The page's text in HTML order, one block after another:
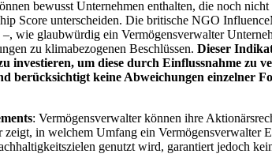
bewusst Unternehmen enthalten, die noch
Score unterscheiden. Die britische NGO
wie glaubwürdig ein Vermögensverwalter
zu klimabezogenen Beschlüssen. Dieser
investieren, um diese durch Einflussnahme zu
berücksichtigt keine Abweichungen einzelner
: Vermögensverwalter können ihre
in welchem Umfang ein Vermögensverwalter
genutzt wird, garantiert jedoch